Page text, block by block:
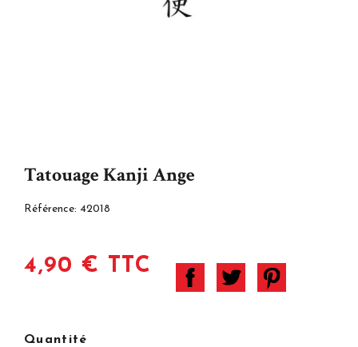
Tatouage Kanji Ange
Référence: 42018
4,90 € TTC
Quantité